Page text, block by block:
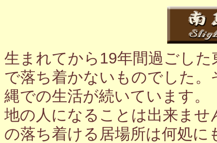
生まれてから19年間過ごし
で落ち着かないものでした
縄での生活が続いています
地の人になることは出来ま
の落ち着ける居場所は何処